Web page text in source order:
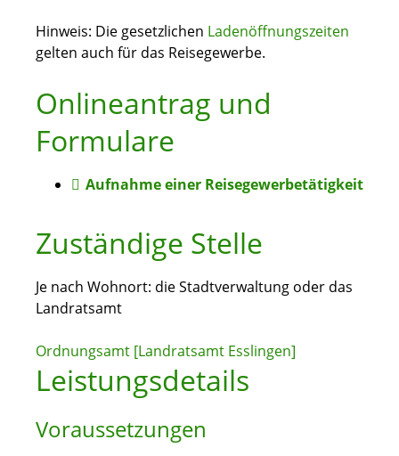
Hinweis: Die gesetzlichen Ladenöffnungszeiten
gelten auch für das Reisegewerbe.
Onlineantrag und
Formulare
Aufnahme einer Reisegewerbetätigkeit
Zuständige Stelle
Je nach Wohnort: die Stadtverwaltung oder das
Landratsamt
Ordnungsamt [Landratsamt Esslingen]
Leistungsdetails
Voraussetzungen